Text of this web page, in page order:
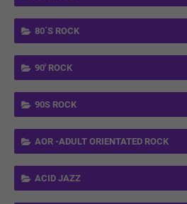
80´S ROCK
90' ROCK
90S ROCK
AOR -ADULT ORIENTATED ROCK
ACID JAZZ